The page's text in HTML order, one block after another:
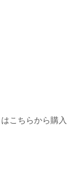
こちらから購入